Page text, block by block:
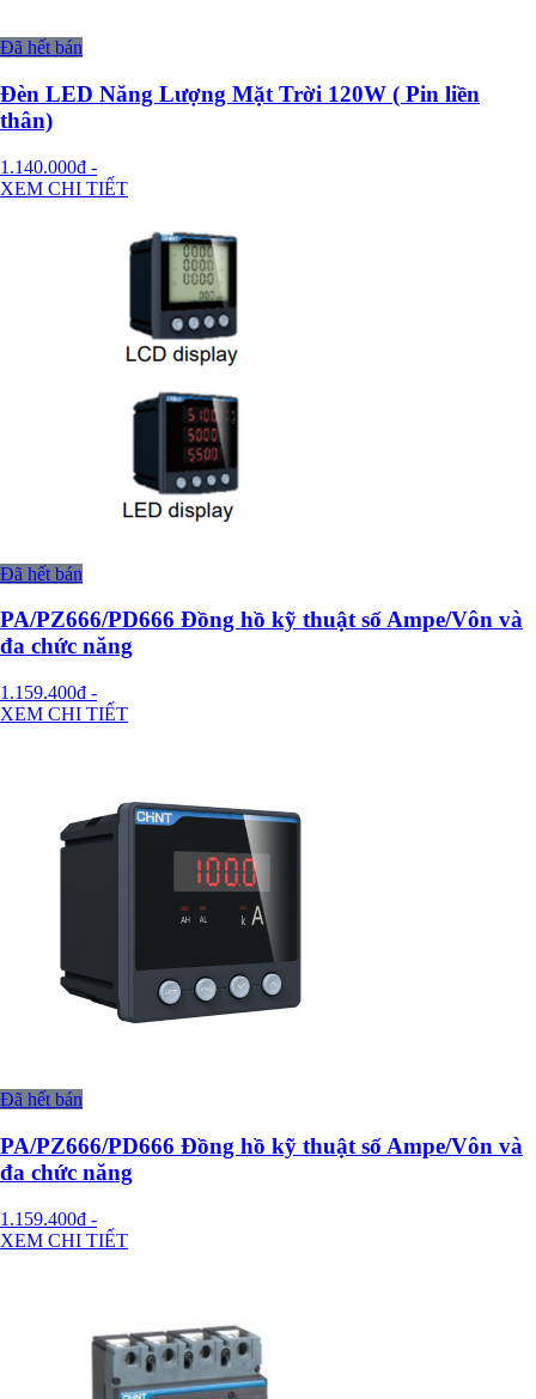
Đã hết bán
Đèn LED Năng Lượng Mặt Trời 120W ( Pin liền
thân)
1.140.000đ -
XEM CHI TIẾT
Đã hết bán
PA/PZ666/PD666 Đồng hồ kỹ thuật số Ampe/Vôn và
đa chức năng
1.159.400đ -
XEM CHI TIẾT
Đã hết bán
PA/PZ666/PD666 Đồng hồ kỹ thuật số Ampe/Vôn và
đa chức năng
1.159.400đ -
XEM CHI TIẾT